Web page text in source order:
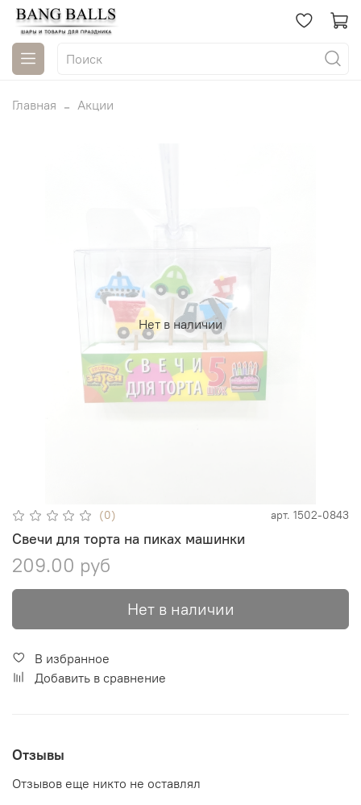
Главная Акции
Нет в наличии
(0) арт. 1502-0843
Свечи для торта на пиках машинки
209.00 руб
Нет в наличии
В избранное
Добавить в сравнение
Отзывы
Отзывов еще никто не оставлял